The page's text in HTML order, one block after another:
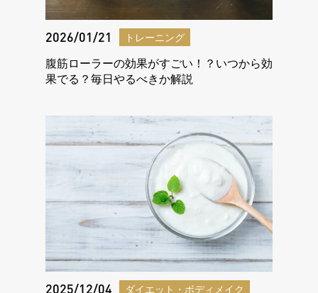
2026/01/21 トレーニング
腹筋ローラーの効果がすごい！？いつから効
果でる？毎日やるべきか解説
2025/12/04 ダイエット・ボディメイク